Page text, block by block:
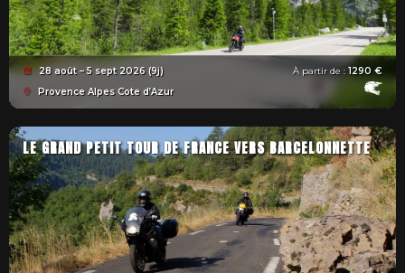
28 août – 5 sept 2026 (9j)
Provence Alpes Cote d’Azur
À partir de : 1290 €
LE GRAND PETIT TOUR DE FRANCE VERS BARCELONNETTE